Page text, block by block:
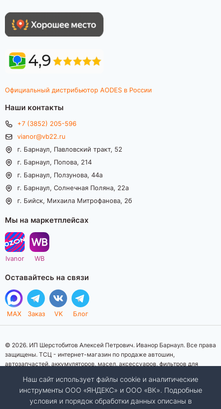
Официальный дистрибьютор AODES в России
Наши контакты
+7 (3852) 205-596
vianor@vb22.ru
г. Барнаул, Павловский тракт, 52
г. Барнаул, Попова, 214
г. Барнаул, Ползунова, 44а
г. Барнаул, Солнечная Поляна, 22а
г. Бийск, Михаила Митрофанова, 2б
Мы на маркетплейсах
Ivanor WB
Оставайтесь на связи
MAX Заказ VK Блог
© 2026. ИП Шерстобитов Алексей Петрович. Иванор Барнаул. Все права
защищены. ТСЦ - интернет-магазин по продаже автошин,
автозапчастей, аккумуляторов, масел, аксессуаров, фильтров для
информационный характер. Представленная информация о товарах, их
стоимости, характеристик, фото, наличия на складе ни при каких
условиях не является публичной офертой, определяемой положениями
Наш сайт использует файлы cookie и аналитические
инструменты ООО «ЯНДЕКС» и ООО «ВК». Подробные
условия и порядок обработки данных описаны в